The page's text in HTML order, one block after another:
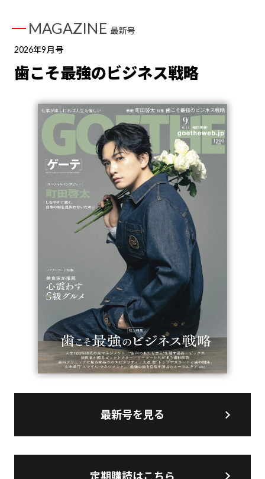
MAGAZINE 最新号
2026年9月号
歯こそ最強のビジネス戦略
最新号を見る
定期購読はこちら